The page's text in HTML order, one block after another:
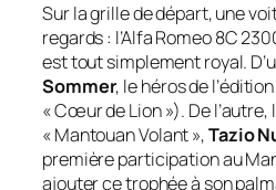
Sur la grille de départ, une
regards : l’Alfa Romeo 8C
est tout simplement royal.
Sommer, le héros de
« Cœur de Lion »). De
« Mantouan Volant »,Tazio
première participation au
ajouter ce trophée à son